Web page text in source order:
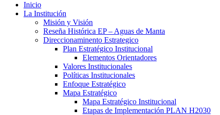
Inicio
La Institución
Misión y Visión
Reseña Histórica EP – Aguas de Manta
Direccionaminento Estrategico
Plan Estratégico Institucional
Elementos Orientadores
Valores Institucionales
Políticas Institucionales
Enfoque Estratégico
Mapa Estratégico
Mapa Estratégico Institucional
Etapas de Implementación PLAN H2030